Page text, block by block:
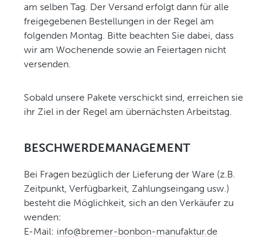
am selben Tag. Der Versand erfolgt dann für alle
freigegebenen Bestellungen in der Regel am
folgenden Montag. Bitte beachten Sie dabei, dass
wir am Wochenende sowie an Feiertagen nicht
versenden.
Sobald unsere Pakete verschickt sind, erreichen sie
ihr Ziel in der Regel am übernächsten Arbeitstag.
BESCHWERDEMANAGEMENT
Bei Fragen bezüglich der Lieferung der Ware (z.B.
Zeitpunkt, Verfügbarkeit, Zahlungseingang usw.)
besteht die Möglichkeit, sich an den Verkäufer zu
wenden:
E-Mail: info@bremer-bonbon-manufaktur.de